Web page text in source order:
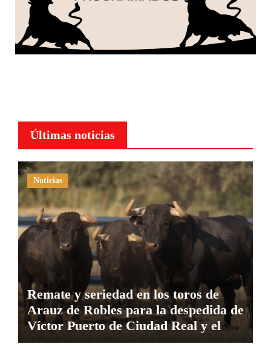
Últimas noticias
Noticias
Remate y seriedad en los toros de
Arauz de Robles para la despedida de
Víctor Puerto de Ciudad Real y el
gran momento de Luque y Navalón